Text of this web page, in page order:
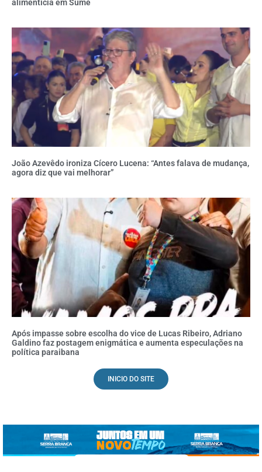
alimentícia em Sumé
João Azevêdo ironiza Cícero Lucena: “Antes falava de mudança,
agora diz que vai melhorar”
Após impasse sobre escolha do vice de Lucas Ribeiro, Adriano
Galdino faz postagem enigmática e aumenta especulações na
política paraibana
INICIO DO SITE